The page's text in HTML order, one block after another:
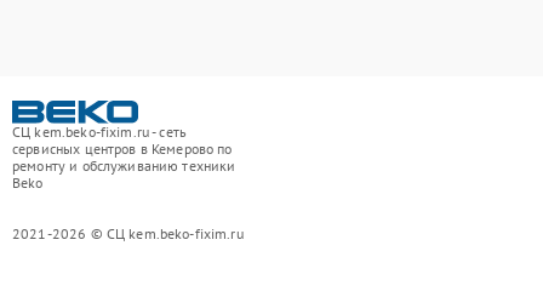
СЦ kem.beko-fixim.ru - сеть
сервисных центров в Кемерово по
ремонту и обслуживанию техники
Beko
2021-2026 © СЦ kem.beko-fixim.ru